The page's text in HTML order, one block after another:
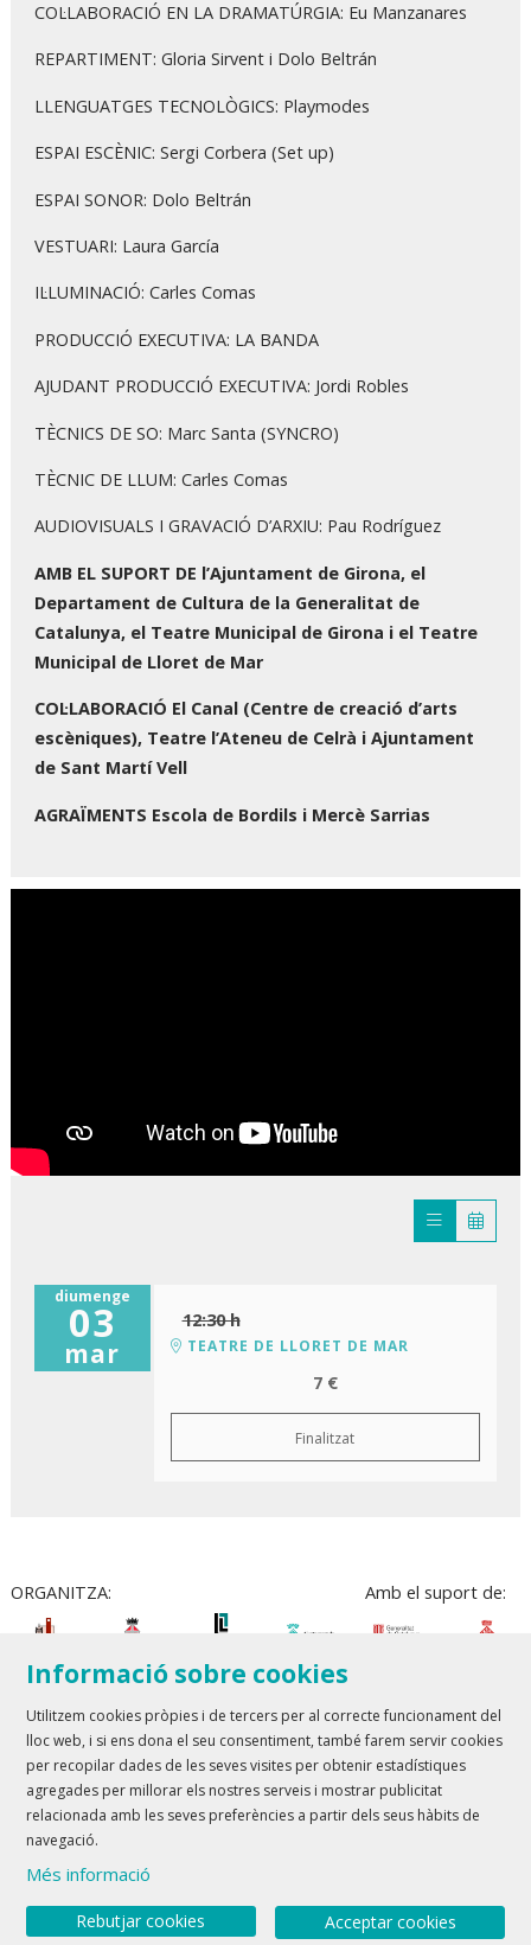
COL·LABORACIÓ EN LA DRAMATÚRGIA: Eu Manzanares
REPARTIMENT: Gloria Sirvent i Dolo Beltrán
LLENGUATGES TECNOLÒGICS: Playmodes
ESPAI ESCÈNIC: Sergi Corbera (Set up)
ESPAI SONOR: Dolo Beltrán
VESTUARI: Laura García
IL·LUMINACIÓ: Carles Comas
PRODUCCIÓ EXECUTIVA: LA BANDA
AJUDANT PRODUCCIÓ EXECUTIVA: Jordi Robles
TÈCNICS DE SO: Marc Santa (SYNCRO)
TÈCNIC DE LLUM: Carles Comas
AUDIOVISUALS I GRAVACIÓ D’ARXIU: Pau Rodríguez
AMB EL SUPORT DE l’Ajuntament de Girona, el
Departament de Cultura de la Generalitat de
Catalunya, el Teatre Municipal de Girona i el Teatre
Municipal de Lloret de Mar
COL·LABORACIÓ El Canal (Centre de creació d’arts
escèniques), Teatre l’Ateneu de Celrà i Ajuntament
de Sant Martí Vell
AGRAÏMENTS Escola de Bordils i Mercè Sarrias
diumenge
03
mar
12:30 h
TEATRE DE LLORET DE MAR
7 €
Finalitzat
ORGANITZA: Amb el suport de:
Teatre Lloret de Mar| T 972 361 835
Teatre de Blanes| T 972 358 473
Sitemap Avís Legal
Link a youtube
Link a twitter
Informació sobre cookies
Utilitzem cookies pròpies i de tercers per al correcte funcionament del
lloc web, i si ens dona el seu consentiment, també farem servir cookies
per recopilar dades de les seves visites per obtenir estadístiques
agregades per millorar els nostres serveis i mostrar publicitat
relacionada amb les seves preferències a partir dels seus hàbits de
navegació.
Més informació
Acceptar cookies
Rebutjar cookies